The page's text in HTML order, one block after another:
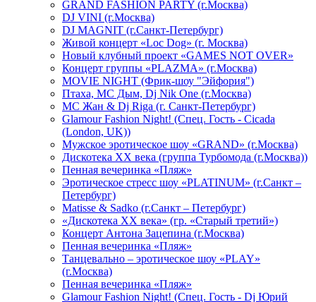
GRAND FASHION PARTY (г.Москва)
DJ VINI (г.Москва)
DJ MAGNIT (г.Санкт-Петербург)
Живой концерт «Loc Dog» (г. Москва)
Новый клубный проект «GAMES NOT OVER»
Концерт группы «PLAZMA» (г.Москва)
MOVIE NIGHT (Фрик-шоу "Эйфория")
Птаха, МС Дым, Dj Nik One (г.Москва)
МС Жан & Dj Riga (г. Санкт-Петербург)
Glamour Fashion Night! (Спец. Гость - Cicada
(London, UK))
Мужское эротическое шоу «GRAND» (г.Москва)
Дискотека XX века (группа Турбомода (г.Москва))
Пенная вечеринка «Пляж»
Эротическое стресс шоу «PLATINUM» (г.Санкт –
Петербург)
Matisse & Sadko (г.Санкт – Петербург)
«Дискотека ХХ века» (гр. «Старый третий»)
Концерт Антона Зацепина (г.Москва)
Пенная вечеринка «Пляж»
Танцевально – эротическое шоу «PLAY»
(г.Москва)
Пенная вечеринка «Пляж»
Glamour Fashion Night! (Спец. Гость - Dj Юрий